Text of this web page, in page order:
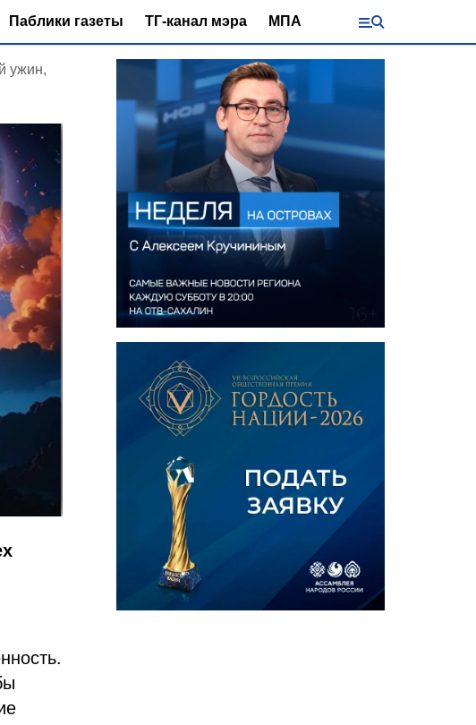
Паблики газеты ТГ-канал мэра МПА
ужин,